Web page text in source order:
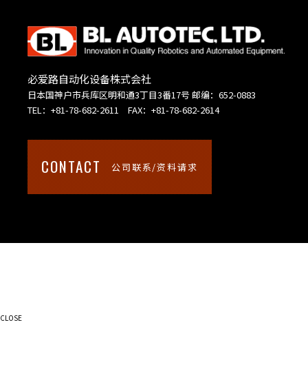
必爱路自动化设备株式会社
日本国神户市兵库区明和通3丁目3番17号 邮编：652-0883
TEL：+81-78-682-2611 FAX：+81-78-682-2614
CONTACT 公司联系/资料请求
CLOSE